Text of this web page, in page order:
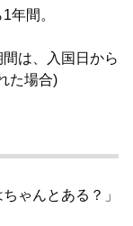
年間。
は、入国日から
た場合)
ゃんとある？」